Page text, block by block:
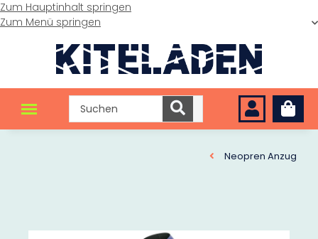
Zum Hauptinhalt springen
Zum Menü springen
Neopren Anzug